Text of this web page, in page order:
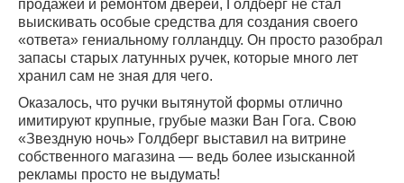
продажей и ремонтом дверей, Голдберг не стал
выискивать особые средства для создания своего
«ответа» гениальному голландцу. Он просто разобрал
запасы старых латунных ручек, которые много лет
хранил сам не зная для чего.
Оказалось, что ручки вытянутой формы отлично
имитируют крупные, грубые мазки Ван Гога. Свою
«Звездную ночь» Голдберг выставил на витрине
собственного магазина — ведь более изысканной
рекламы просто не выдумать!